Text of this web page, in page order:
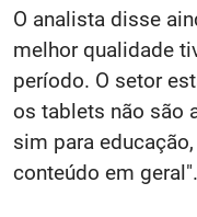
O analista disse
melhor qualidade
período. O setor
os tablets não são
sim para
conteúdo em geral".